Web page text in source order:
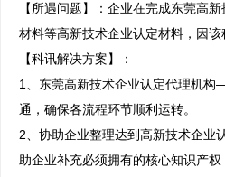
【所遇问题】：企业在完成东莞高
材料等高新技术企业认定材料，因
【科讯解决方案】：
1、东莞高新技术企业认定代理机
通，确保各流程环节顺利运转。
2、协助企业整理达到高新技术企业
助企业补充必须拥有的核心知识产